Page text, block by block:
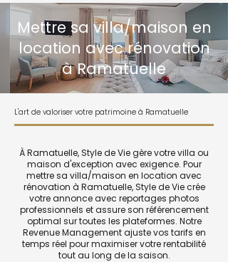
Mettre sa villa/maison en
location avec rénovation
à Ramatuelle
L'art de valoriser votre patrimoine à Ramatuelle
À Ramatuelle, Style de Vie gère votre villa ou
maison d'exception avec exigence. Pour
mettre sa villa/maison en location avec
rénovation à Ramatuelle, Style de Vie crée
votre annonce avec reportages photos
professionnels et assure son référencement
optimal sur toutes les plateformes. Notre
Revenue Management ajuste vos tarifs en
temps réel pour maximiser votre rentabilité
tout au long de la saison.